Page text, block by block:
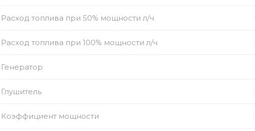
Расход топлива при 50% мощности л/ч
Расход топлива при 100% мощности л/ч
Генератор
Глушитель
Коэффициент мощности